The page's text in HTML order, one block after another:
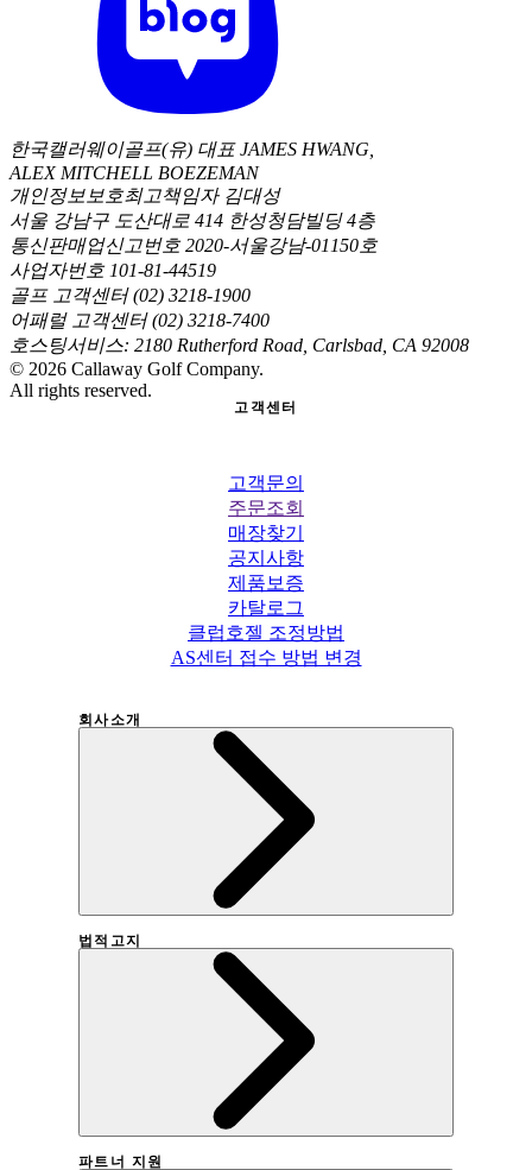
한국캘러웨이골프(유) 대표 JAMES HWANG,
ALEX MITCHELL BOEZEMAN
개인정보보호최고책임자 김대성
서울 강남구 도산대로 414 한성청담빌딩 4층
통신판매업신고번호 2020-서울강남-01150호
사업자번호 101-81-44519
골프 고객센터 (02) 3218-1900
어패럴 고객센터 (02) 3218-7400
호스팅서비스: 2180 Rutherford Road, Carlsbad, CA 92008
© 2026 Callaway Golf Company.
All rights reserved.
고객센터
고객문의
주문조회
매장찾기
공지사항
제품보증
카탈로그
클럽호젤 조정방법
AS센터 접수 방법 변경
회사소개
회사연혁
법적고지
파트너 지원